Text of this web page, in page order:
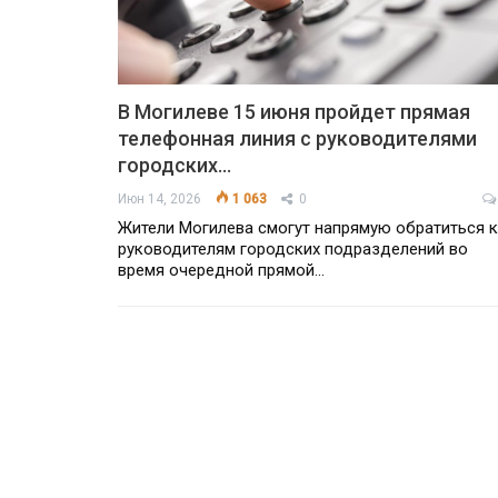
В Могилеве 15 июня пройдет прямая
телефонная линия с руководителями
городских…
Июн 14, 2026 1 063 0
Жители Могилева смогут напрямую обратиться к
руководителям городских подразделений во
время очередной прямой…